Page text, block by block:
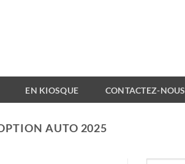
EN KIOSQUE CONTACTEZ-NOUS
AUTO 2025